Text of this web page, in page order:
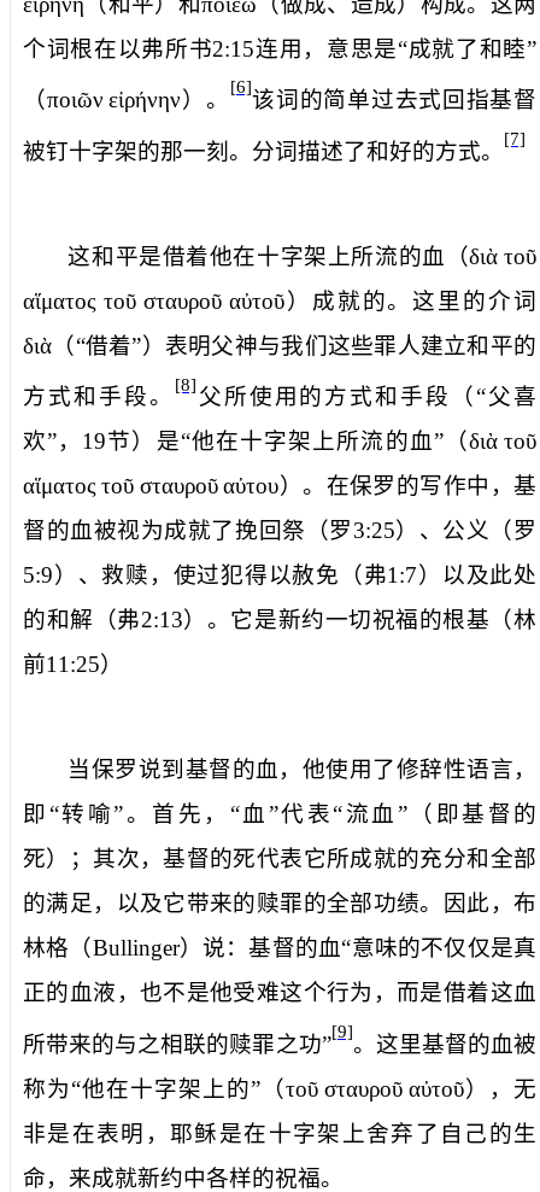
个词根在以弗所书2:15连用，意思是“成就了和睦”
（ποιῶν εἰρήνην）。 [6]该词的简单过去式回指基督
被钉十字架的那一刻。分词描述了和好的方式。 [7]
这和平是借着他在十字架上所流的血（διὰ τοῦ
αἵματος τοῦ σταυροῦ αὐτοῦ）成就的。这里的介词
διὰ （“借着”）表明父神与我们这些罪人建立和平的
方式和手段。 [8] 父所使用的方式和手段（“父喜
欢”， 19节）是“他在十字架上所流的血”（διὰ τοῦ
αἵματος τοῦ σταυροῦ αὐτου）。在保罗的写作中，基
督的血被视为成就了挽回祭（罗3:25）、公义（罗
5:9）、救赎，使过犯得以赦免（弗1:7）以及此处
的和解（弗2:13）。它是新约一切祝福的根基（林
前11:25）
当保罗说到基督的血，他使用了修辞性语言，
即“转喻”。首先，“血”代表“流血”（即基督的
死）；其次，基督的死代表它所成就的充分和全部
的满足，以及它带来的赎罪的全部功绩。因此，布
林格（Bullinger）说：基督的血“意味的不仅仅是真
正的血液，也不是他受难这个行为，而是借着这血
所带来的与之相联的赎罪之功”[9]。这里基督的血被
称为“他在十字架上的”（τοῦ σταυροῦ αὐτοῦ），无
非是在表明，耶稣是在十字架上舍弃了自己的生
命，来成就新约中各样的祝福。